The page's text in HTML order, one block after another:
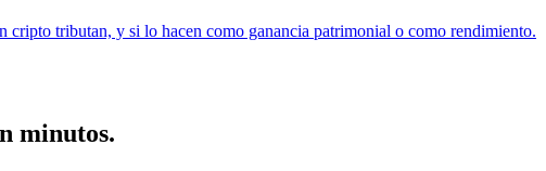
cripto tributan, y si lo hacen como ganancia patrimonial o como rendimiento.
minutos.